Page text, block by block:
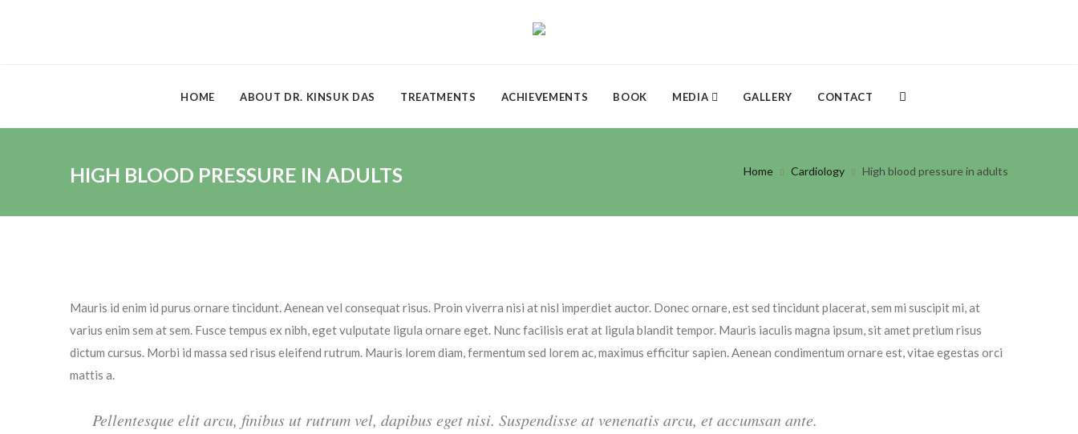
HOME ABOUT DR. KINSUK DAS TREATMENTS ACHIEVEMENTS BOOK MEDIA GALLERY CONTACT
HIGH BLOOD PRESSURE IN ADULTS Home Cardiology High blood pressure in adults
Mauris id enim id purus ornare tincidunt. Aenean vel consequat risus. Proin viverra nisi at nisl imperdiet auctor. Donec ornare, est sed tincidunt placerat, sem mi suscipit mi, at
varius enim sem at sem. Fusce tempus ex nibh, eget vulputate ligula ornare eget. Nunc facilisis erat at ligula blandit tempor. Mauris iaculis magna ipsum, sit amet pretium risus
dictum cursus. Morbi id massa sed risus eleifend rutrum. Mauris lorem diam, fermentum sed lorem ac, maximus efficitur sapien. Aenean condimentum ornare est, vitae egestas orci
mattis a.
Pellentesque elit arcu, finibus ut rutrum vel, dapibus eget nisi. Suspendisse at venenatis arcu, et accumsan ante.